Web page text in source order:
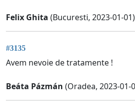
Felix Ghita (Bucuresti, 2023-01-01)
#3135
Avem nevoie de tratamente !
Beáta Pázmán (Oradea, 2023-01-